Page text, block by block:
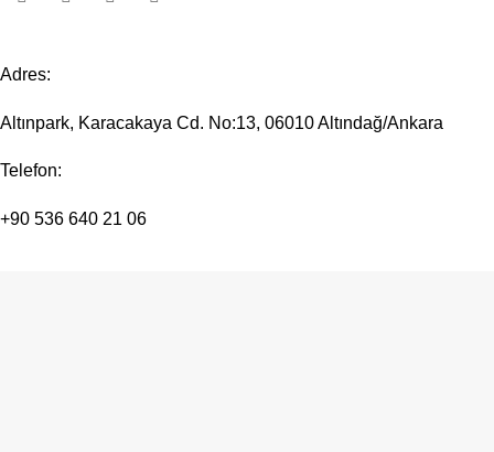
Adres:
Altınpark, Karacakaya Cd. No:13, 06010 Altındağ/Ankara
Telefon:
+90 536 640 21 06